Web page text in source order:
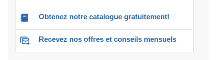
Obtenez notre catalogue gratuitement!
Recevez nos offres et conseils mensuels